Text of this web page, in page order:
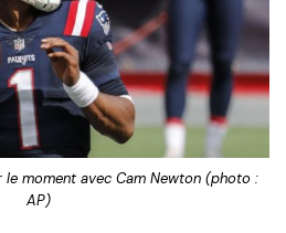
moment avec Cam Newton (photo :
AP)